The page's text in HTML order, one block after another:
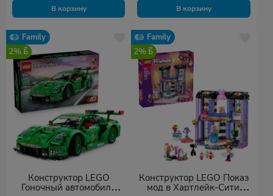
В корзину В корзину
Family
2%
Конструктор LEGO
Гоночный автомобиль
Family
2%
Конструктор LEGO Показ
мод в Хартлейк-Сити,